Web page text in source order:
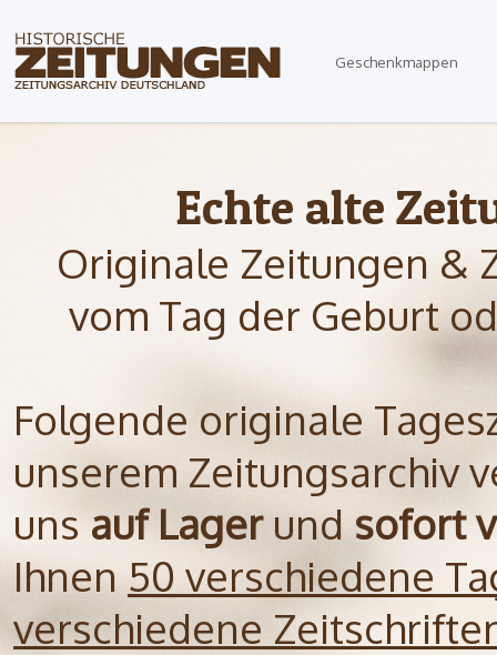
Geschenkmappen
Echte alte
Originale Zeitungen &
vom Tag der Geburt
Folgende originale
unserem Zeitungsarchiv
uns auf Lagerund sofort
Ihnen 50 verschiedene
verschiedene